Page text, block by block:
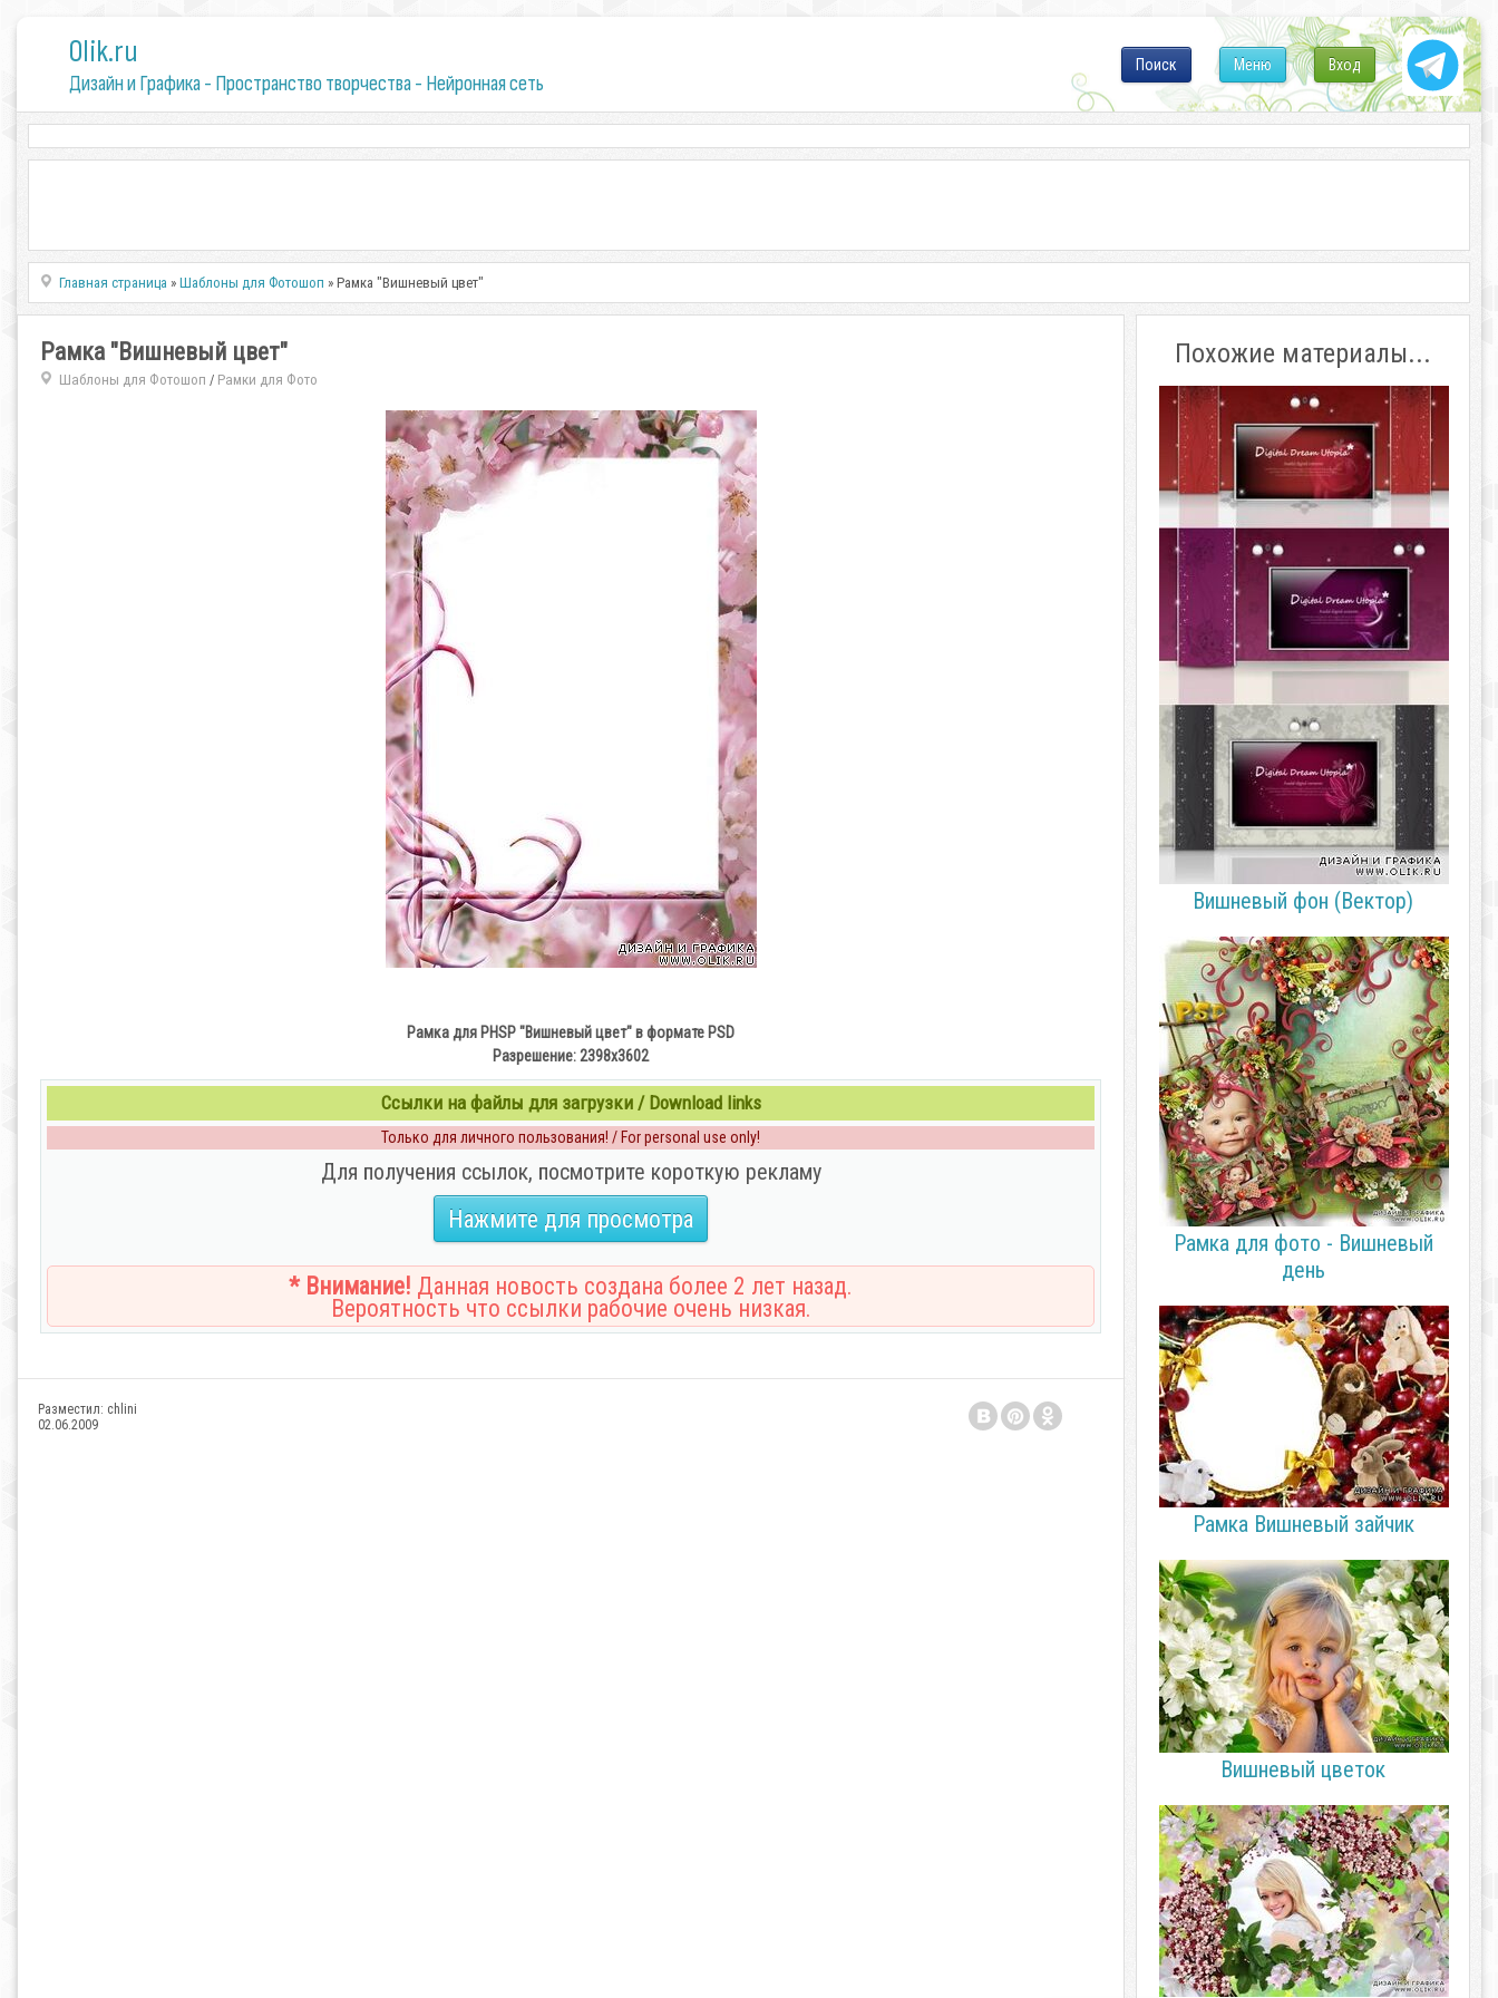
0lik.ru
Дизайн и Графика - Пространство творчества - Нейронная сеть
Вход
Меню
Поиск
Главная страница »Шаблоны для Фотошоп » Рамка "Вишневый цвет"
Рамка "Вишневый цвет"
Шаблоны для Фотошоп / Рамки для Фото
Рамка для PHSP "Вишневый цвет" в формате PSD
Разрешение: 2398x3602
Ссылки на файлы для загрузки / Download links
Только для личного пользования! / For personal use only!
Для получения ссылок, посмотрите короткую рекламу
Нажмите для просмотра
* Внимание! Данная новость создана более 2 лет назад.
Вероятность что ссылки рабочие очень низкая.
Разместил: chlini
02.06.2009
Похожие материалы...
Вишневый фон (Вектор)
Рамка для фото - Вишневый
день
Рамка Вишневый зайчик
Вишневый цветок